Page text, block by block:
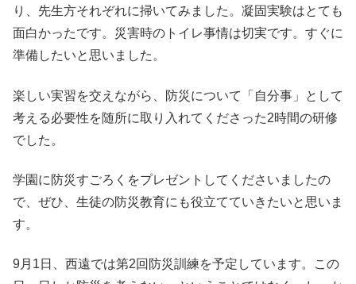
り、先生方それぞれに掃いてみました。凝固実験はとても
面白かったです。災害時のトイレ事情は切実です。すぐに
準備したいと思いました。
楽しい実習を交えながら、防災について「自分事」として
考える必要性を随所に取り入れてくださった2時間の研修
でした。
学園に防災すごろくをプレゼントしてくださいましたの
で、ぜひ、生徒の防災教育にも役立てていきたいと思いま
す。
9月1日、西遠では第2回防災訓練を予定しています。この